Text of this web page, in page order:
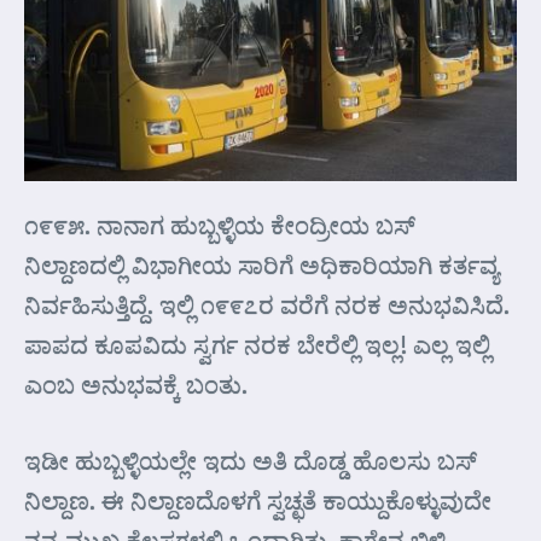
೧೯೯೫. ನಾನಾಗ ಹುಬ್ಬಳ್ಳಿಯ ಕೇಂದ್ರೀಯ ಬಸ್
ನಿಲ್ದಾಣದಲ್ಲಿ ವಿಭಾಗೀಯ ಸಾರಿಗೆ ಅಧಿಕಾರಿಯಾಗಿ ಕರ್ತವ್ಯ
ನಿರ್ವಹಿಸುತ್ತಿದ್ದೆ. ಇಲ್ಲಿ ೧೯೯೭ರ ವರೆಗೆ ನರಕ ಅನುಭವಿಸಿದೆ.
ಪಾಪದ ಕೂಪವಿದು ಸ್ವರ್ಗ ನರಕ ಬೇರೆಲ್ಲಿ ಇಲ್ಲ! ಎಲ್ಲ ಇಲ್ಲಿ
ಎಂಬ ಅನುಭವಕ್ಕೆ ಬಂತು.
ಇಡೀ ಹುಬ್ಬಳ್ಳಿಯಲ್ಲೇ ಇದು ಅತಿ ದೊಡ್ಡ ಹೊಲಸು ಬಸ್
ನಿಲ್ದಾಣ. ಈ ನಿಲ್ದಾಣದೊಳಗೆ ಸ್ವಚ್ಛತೆ ಕಾಯ್ದುಕೊಳ್ಳುವುದೇ